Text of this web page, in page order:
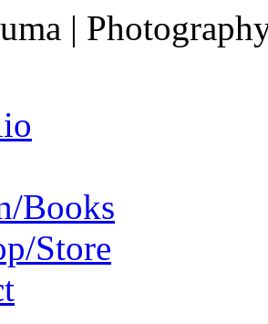
|
Books
Store